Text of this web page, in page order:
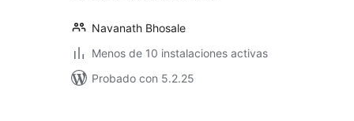
Navanath Bhosale
Menos de 10 instalaciones activas
Probado con 5.2.25